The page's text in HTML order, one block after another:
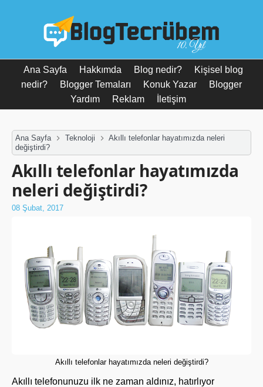
10. Yıl
Ana Sayfa Hakkımda Blog nedir?
Kişisel blog
nedir?
Blogger Temaları Konuk Yazar
Blogger
Yardım
Reklam İletişim
Ana Sayfa Teknoloji
Akıllı telefonlar hayatımızda neleri
değiştirdi?
Akıllı telefonlar hayatımızda
neleri değiştirdi?
08 Şubat, 2017
Akıllı telefonlar hayatımızda neleri değiştirdi?
Akıllı telefonunuzu ilk ne zaman aldınız, hatırlıyor